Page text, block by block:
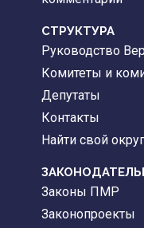
CТРУКТУРА
Руководство
Комитеты и
Депутаты
Контакты
Найти свой округ
Законы ПМР
Законопроекты